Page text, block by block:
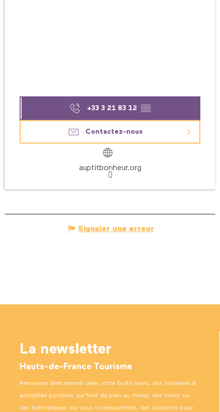
+33 3 21 83 12 ▒▒
Contactez-nous
auptitbonheur.org
Signaler une erreur
La newsletter
Hauts-de-France Tourisme
Retrouvez directement dans votre boîte mails, des initiatives &
actualités positives qui font du bien au moral, des livrets sur
des thématiques qui vous correspondent, des solutions pour